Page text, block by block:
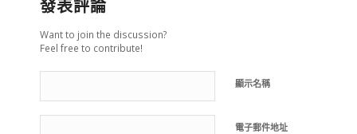
發表評論
Want to join the discussion?
Feel free to contribute!
顯示名稱
電子郵件地址